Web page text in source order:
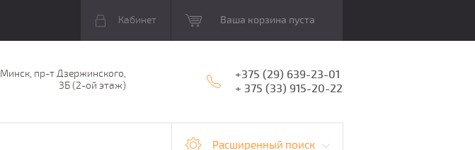
Кабинет Ваша корзина пуста
Минск, пр-т Дзержинского,
3Б (2-ой этаж)
+375 (29) 639-23-01
+ 375 (33) 915-20-22
Расширенный поиск